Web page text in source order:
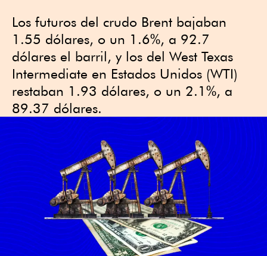
Los futuros del crudo Brent bajaban
1.55 dólares, o un 1.6%, a 92.7
dólares el barril, y los del West Texas
Intermediate en Estados Unidos (WTI)
restaban 1.93 dólares, o un 2.1%, a
89.37 dólares.